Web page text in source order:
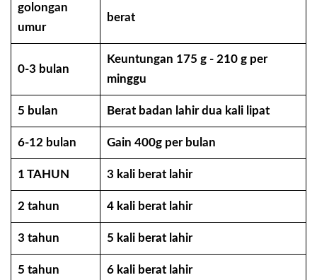
golongan
umur
berat
0-3 bulan
Keuntungan 175 g - 210 g per
minggu
5 bulan Berat badan lahir dua kali lipat
6-12 bulan Gain 400g per bulan
1 TAHUN 3 kali berat lahir
2 tahun 4 kali berat lahir
3 tahun 5 kali berat lahir
5 tahun 6 kali berat lahir